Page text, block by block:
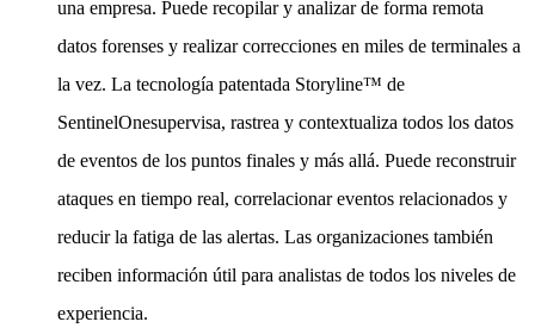
una empresa. Puede recopilar y analizar de forma remota
datos forenses y realizar correcciones en miles de terminales a
la vez. La tecnología patentada Storyline™ de
SentinelOnesupervisa, rastrea y contextualiza todos los datos
de eventos de los puntos finales y más allá. Puede reconstruir
ataques en tiempo real, correlacionar eventos relacionados y
reducir la fatiga de las alertas. Las organizaciones también
reciben información útil para analistas de todos los niveles de
experiencia.